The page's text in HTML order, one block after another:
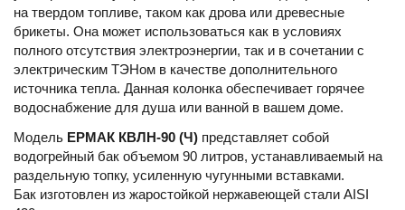
на твердом топливе, таком как дрова или древесные
брикеты. Она может использоваться как в условиях
полного отсутствия электроэнергии, так и в сочетании с
электрическим ТЭНом в качестве дополнительного
источника тепла. Данная колонка обеспечивает горячее
водоснабжение для душа или ванной в вашем доме.
Модель ЕРМАК КВЛН-90 (Ч) представляет собой
водогрейный бак объемом 90 литров, устанавливаемый на
раздельную топку, усиленную чугунными вставками.
Бак изготовлен из жаростойкой нержавеющей стали AISI